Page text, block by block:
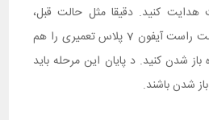
کنید. دقیقا مثل حالت قبل،
لاستیک آب بندی لبه سمت راست آیفون 7 پلاس تعمیری را هم
باز شدن کنید. د پایان این مرحله باید
شدن باشند.